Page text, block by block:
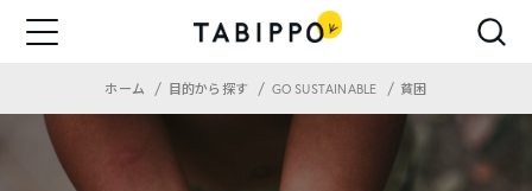
ホーム 目的から探す GO SUSTAINABLE 貧困